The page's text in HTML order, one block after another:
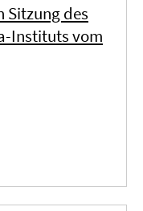
Sitzung des
Instituts vom